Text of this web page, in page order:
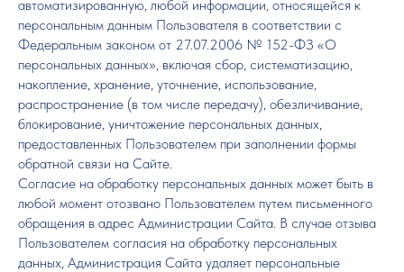
автоматизированную, любой информации, относящейся к
персональным данным Пользователя в соответствии с
Федеральным законом от 27.07.2006 № 152-ФЗ «О
персональных данных», включая сбор, систематизацию,
накопление, хранение, уточнение, использование,
распространение (в том числе передачу), обезличивание,
блокирование, уничтожение персональных данных,
предоставленных Пользователем при заполнении формы
обратной связи на Сайте.
Согласие на обработку персональных данных может быть в
любой момент отозвано Пользователем путем письменного
обращения в адрес Администрации Сайта. В случае отзыва
Пользователем согласия на обработку персональных
данных, Администрация Сайта удаляет персональные